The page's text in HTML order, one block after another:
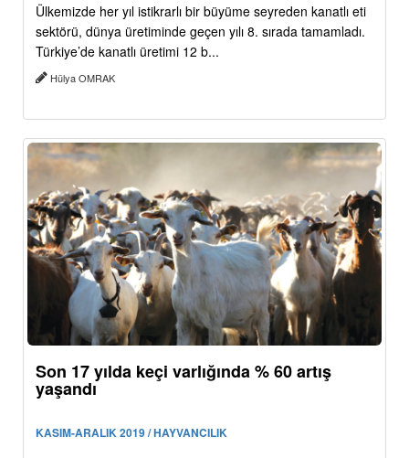
Ülkemizde her yıl istikrarlı bir büyüme seyreden kanatlı eti
sektörü, dünya üretiminde geçen yılı 8. sırada tamamladı.
Türkiye’de kanatlı üretimi 12 b...
Hülya OMRAK
Son 17 yılda keçi varlığında % 60 artış
yaşandı
KASIM-ARALIK 2019 / HAYVANCILIK